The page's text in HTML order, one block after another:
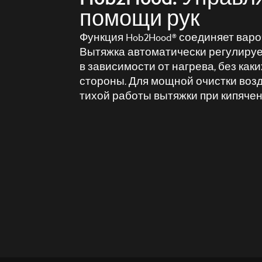
помощи рук
Функция Hob2Hood® соединяет
Вытяжка автоматически
в зависимости от нагрева, без
стороны. Для мощной очистки
тихой работы вытяжки при